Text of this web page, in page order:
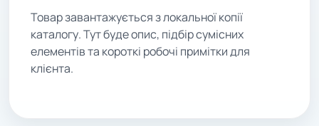
Товар завантажується з локальної копії
каталогу. Тут буде опис, підбір сумісних
елементів та короткі робочі примітки для
клієнта.